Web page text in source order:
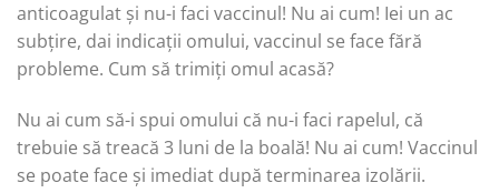
anticoagulat și nu-i faci vaccinul! Nu ai cum! Iei un ac
subțire, dai indicații omului, vaccinul se face fără
probleme. Cum să trimiți omul acasă?
Nu ai cum să-i spui omului că nu-i faci rapelul, că
trebuie să treacă 3 luni de la boală! Nu ai cum! Vaccinul
se poate face și imediat după terminarea izolării.